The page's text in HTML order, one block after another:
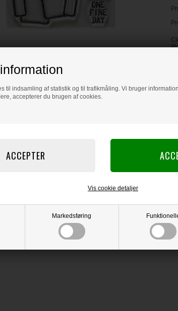
til indsamling af statistik og til trafikmåling. Vi bruger
accepterer du brugen af cookies.
Markedsføring
Vis cookie detaljer
INSPIRERET
Læs flere artikler...